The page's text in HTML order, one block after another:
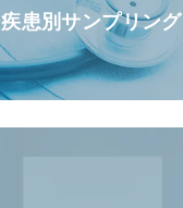
疾患別サンプリング